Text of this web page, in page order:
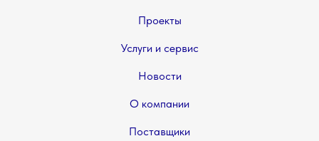
Проекты
Услуги и сервис
Новости
О компании
Поставщики